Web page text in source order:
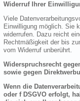
Widerruf Ihrer
Viele
Einwilligung möglich. Sie
widerrufen. Dazu reicht
Rechtmäßigkeit der bis
vom Widerruf unberührt.
Widerspruchsrecht
sowie gegen
Wenn die
oder f DSGVO erfolgt,